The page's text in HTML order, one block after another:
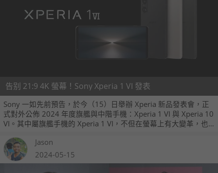
告别 21:9 4K 螢幕！Sony Xperia 1 VI 發表
Sony 一如先前預告，於今（15）日舉辦 Xperia 新品發表會，正
式對外公佈 2024 年度旗艦與中階手機：Xperia 1 VI 與 Xperia 10
VI。其中屬旗艦手機的 Xperia 1 VI，不但在螢幕上有大變革，也
Jason
2024-05-15